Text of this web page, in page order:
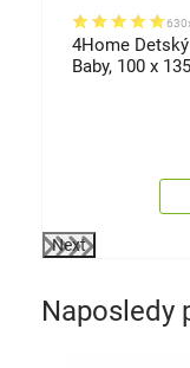
4Home
Baby, 100 x
Next
Naposledy